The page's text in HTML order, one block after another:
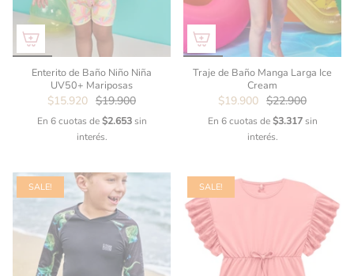
Enterito de Baño Niño Niña
UV50+ Mariposas
$15.920 $19.900
En 6 cuotas de$2.653sin
interés.
Traje de Baño Manga Larga Ice
Cream
$19.900 $22.900
En 6 cuotas de$3.317sin
interés.
SALE! SALE!